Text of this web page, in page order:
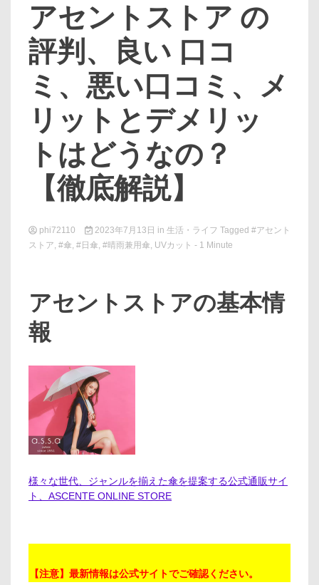
アセントストア の
評判、良い 口コ
ミ、悪い口コミ、メ
リットとデメリッ
トはどうなの？
【徹底解説】
phi72110 2023年7月13日 in 生活・ライフ Tagged #アセント
ストア, #傘, #日傘, #晴雨兼用傘, UVカット - 1 Minute
アセントストアの基本情
報
様々な世代、ジャンルを揃えた傘を提案する公式通販サイ
ト、ASCENTE ONLINE STORE
【注意】最新情報は公式サイトでご確認ください。